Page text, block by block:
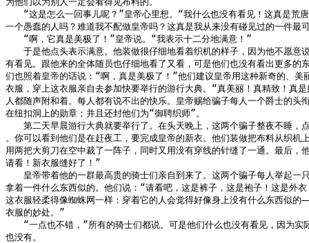
“这是怎么一回事儿呢？”皇帝心里想。“我什么也没有看见！这真是荒
一个愚蠢的人吗？难道我不配做皇帝吗？这真是我从来没有碰见过的一件最
“啊，它真是美极了！”皇帝说。“我表示十二分地满意！”
于是他点头表示满意。他装做很仔细地看着织机的样子，因为他不愿意
有看见。跟他来的全体随员也仔细地看了又看，可是他们也没有看出更多的
们也照着皇帝的话说：“啊，真是美极了！”他们建议皇帝用这种新奇的、美
衣服，穿上这衣服亲自去参加快要举行的游行大典。“真美丽！真精致！真
人都随声附和着。每人都有说不出的快乐。皇帝赐给骗子每人一个爵士的头
在纽扣洞上的勋章；并且还封他们为“御聘织师”。
第二天早晨游行大典就要举行了。在头天晚上，这两个骗子整夜不睡，
。你可以看到他们是在赶夜工，要完成皇帝的新衣。他们装做把布料从织机
用两把大剪刀在空中裁了一阵子，同时又用没有穿线的针缝了一通。最后，
请看！新衣服缝好了！”
皇帝带着他的一群最高贵的骑士们亲自到来了。这两个骗子每人举起一
拿着一件什么东西似的。他们说：“请看吧，这是裤子，这是袍子！这是外
这衣服轻柔得像蜘蛛网一样：穿着它的人会觉得好像身上没有什么东西似的
衣服的妙处。”
“一点也不错，”所有的骑士们都说。可是他们什么也没有看见，因为实
也没有。